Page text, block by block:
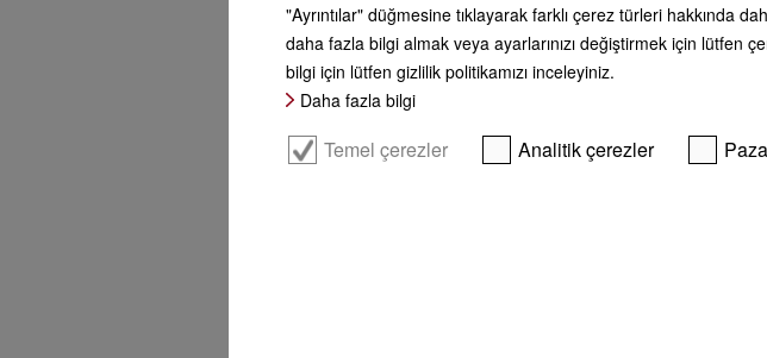
"Ayrıntılar" düğmesine tıklayarak farklı çerez türleri hakkında
daha fazla bilgi almak veya ayarlarınızı değiştirmek için lütfen
bilgi için lütfen gizlilik politikamızı inceleyiniz.
Daha fazla bilgi
Temel çerezler Analitik çerezler